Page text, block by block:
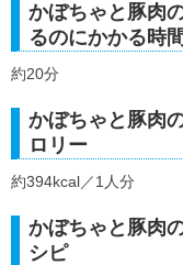
かぼちゃと豚肉
るのにかかる時間
約20分
かぼちゃと豚肉
ロリー
約394kcal／1人分
かぼちゃと豚肉
シピ